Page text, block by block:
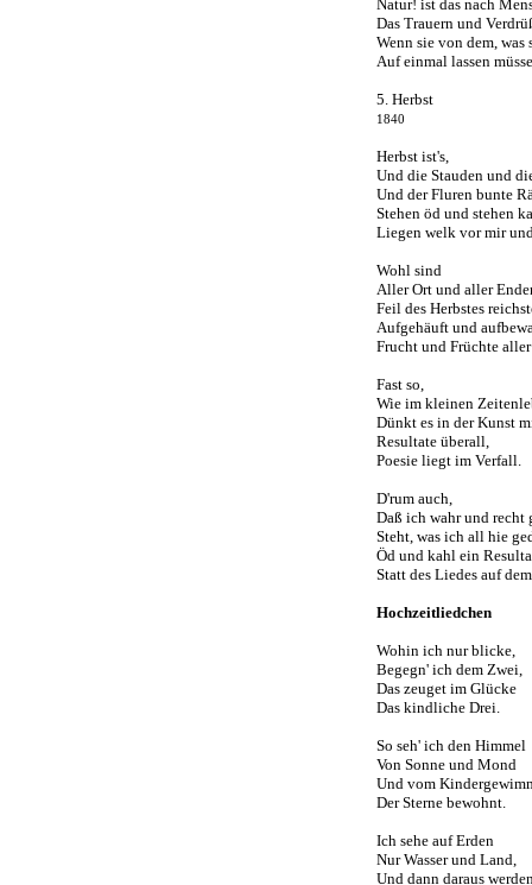
Natur! ist das nach
Das Trauern und
Wenn sie von dem, was
Auf einmal lassen
5. Herbst
1840
Herbst ist's,
Und die Stauden und
Und der Fluren bunte
Stehen öd und stehen
Liegen welk vor mir
Wohl sind
Aller Ort und aller
Feil des Herbstes
Aufgehäuft und
Frucht und Früchte
Fast so,
Wie im kleinen
Dünkt es in der Kunst
Resultate überall,
Poesie liegt im Verfall.
D'rum auch,
Daß ich wahr und recht
Steht, was ich all hie
Öd und kahl ein
Statt des Liedes auf
Hochzeitliedchen
Wohin ich nur blicke,
Begegn' ich dem Zwei,
Das zeuget im Glücke
Das kindliche Drei.
So seh' ich den Himmel
Von Sonne und Mond
Und vom
Der Sterne bewohnt.
Ich sehe auf Erden
Nur Wasser und Land,
Und dann daraus